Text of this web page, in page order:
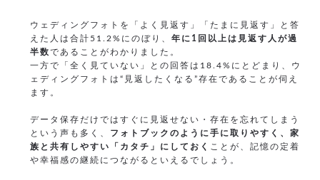
ウェディングフォトを「よく見返す」「たまに見返す」と答
えた人は合計51.2%にのぼり、年に1回以上は見返す人が過
半数であることがわかりました。
一方で「全く見ていない」との回答は18.4%にとどまり、ウ
ェディングフォトは“見返したくなる”存在であることが伺え
ます。
データ保存だけではすぐに見返せない・存在を忘れてしまう
という声も多く、 フォトブックのように手に取りやすく、家
族と共有しやすい「カタチ」にしておく
ことが、記憶の定着
や幸福感の継続につながるといえるでしょう。